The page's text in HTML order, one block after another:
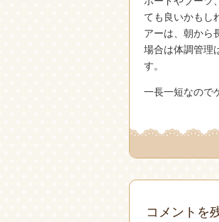
ても良いかもし
アーは、朝から
場合は体調管理
す。
一長一短なので
コメントを